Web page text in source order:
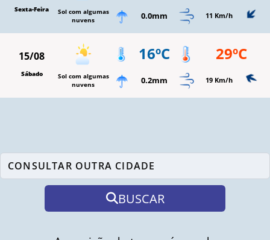
Sexta-Feira
Sol com algumas
nuvens
0.0mm 11 Km/h
15/08
Sábado
Sol com algumas
nuvens
16ºC 29ºC
0.2mm 19 Km/h
BUSCAR